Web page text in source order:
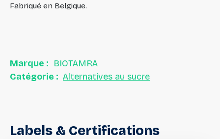
Fabriqué en Belgique.
Marque : BIOTAMRA
Catégorie : Alternatives au sucre
Labels & Certifications